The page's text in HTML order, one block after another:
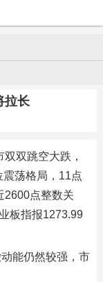
拉长
双跳空大跌，
震荡格局，11点
2600点整数关
板指报1273.99
能仍然较强，市